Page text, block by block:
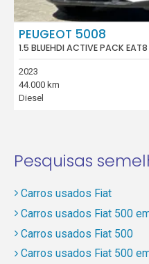
PEUGEOT 5008
1.5 BLUEHDI ACTIVE PACK
2023
44.000 km
Diesel
Pesquisas
Carros usados Fiat
Carros usados Fiat 500
Carros usados Fiat 500
Carros usados Fiat 500